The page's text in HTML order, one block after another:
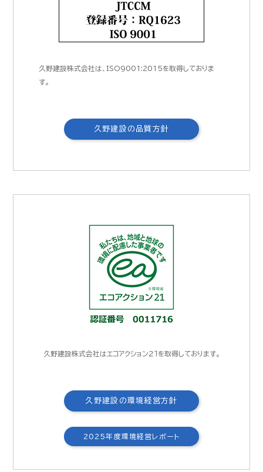
久野建設株式会社は、ISO9001:2015を取得しておりま
す。
久野建設の品質方針
久野建設株式会社はエコアクション２１を取得しております。
久野建設の環境経営方針
2025年度環境経営レポート